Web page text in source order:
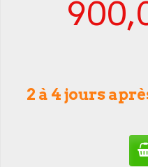
2 à 4 jours